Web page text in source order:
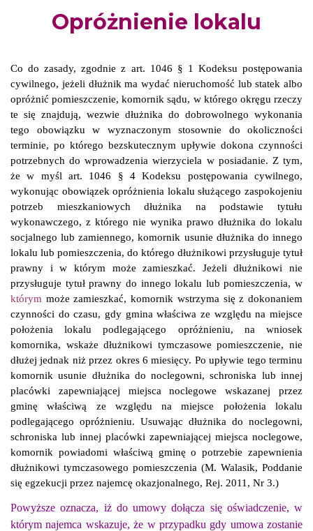
Opróżnienie lokalu
Co do zasady, zgodnie z art. 1046 § 1 Kodeksu postępowania
cywilnego, jeżeli dłużnik ma wydać nieruchomość lub statek albo
opróżnić pomieszczenie, komornik sądu, w którego okręgu rzeczy
te się znajdują, wezwie dłużnika do dobrowolnego wykonania
tego obowiązku w wyznaczonym stosownie do okoliczności
terminie, po którego bezskutecznym upływie dokona czynności
potrzebnych do wprowadzenia wierzyciela w posiadanie. Z tym,
że w myśl art. 1046 § 4 Kodeksu postępowania cywilnego,
wykonując obowiązek opróżnienia lokalu służącego zaspokojeniu
potrzeb mieszkaniowych dłużnika na podstawie tytułu
wykonawczego, z którego nie wynika prawo dłużnika do lokalu
socjalnego lub zamiennego, komornik usunie dłużnika do innego
lokalu lub pomieszczenia, do którego dłużnikowi przysługuje tytuł
prawny i w którym może zamieszkać. Jeżeli dłużnikowi nie
przysługuje tytuł prawny do innego lokalu lub pomieszczenia, w
którym może zamieszkać, komornik wstrzyma się z dokonaniem
czynności do czasu, gdy gmina właściwa ze względu na miejsce
położenia lokalu podlegającego opróżnieniu, na wniosek
komornika, wskaże dłużnikowi tymczasowe pomieszczenie, nie
dłużej jednak niż przez okres 6 miesięcy. Po upływie tego terminu
komornik usunie dłużnika do noclegowni, schroniska lub innej
placówki zapewniającej miejsca noclegowe wskazanej przez
gminę właściwą ze względu na miejsce położenia lokalu
podlegającego opróżnieniu. Usuwając dłużnika do noclegowni,
schroniska lub innej placówki zapewniającej miejsca noclegowe,
komornik powiadomi właściwą gminę o potrzebie zapewnienia
dłużnikowi tymczasowego pomieszczenia (M. Walasik, Poddanie
się egzekucji przez najemcę okazjonalnego, Rej. 2011, Nr 3.)
Powyższe oznacza, iż do umowy dołącza się oświadczenie, w
którym najemca wskazuje, że w przypadku gdy umowa zostanie